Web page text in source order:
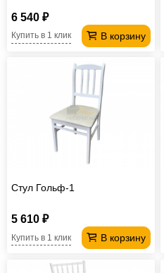
6 540 ₽
В корзину
Купить в 1 клик
Стул Гольф-1
5 610 ₽
В корзину
Купить в 1 клик